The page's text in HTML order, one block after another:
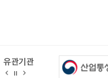
유관기관
지